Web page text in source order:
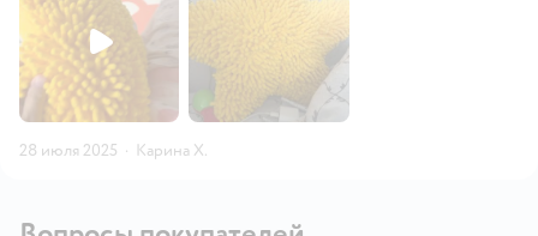
28 июля 2025 · Карина Х.